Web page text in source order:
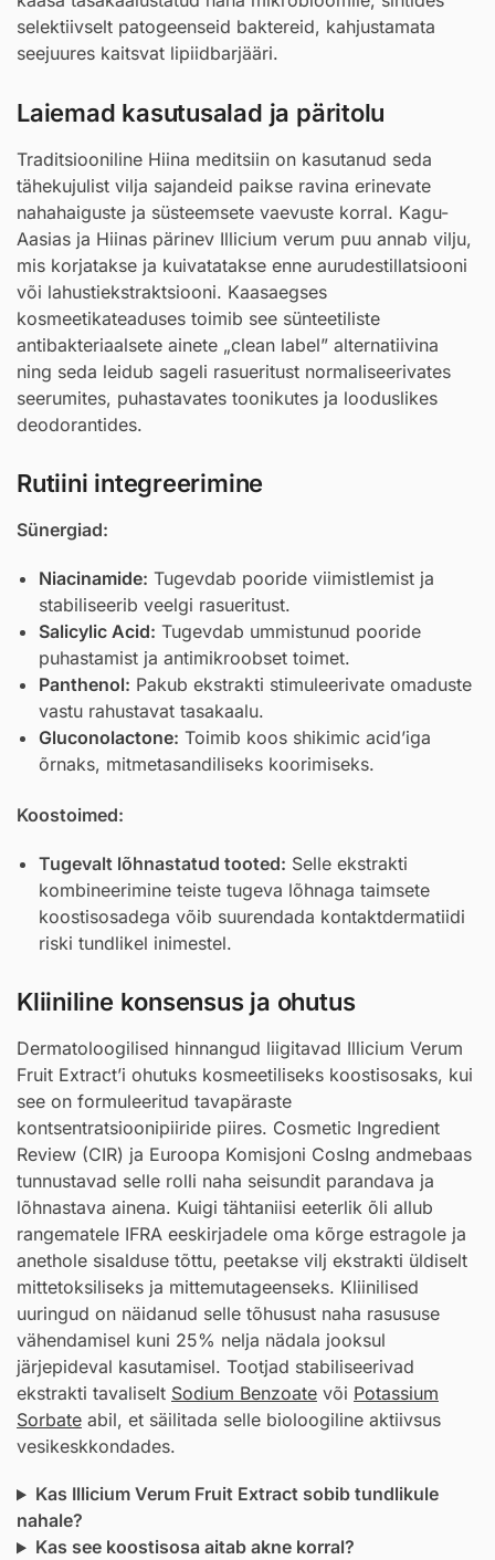
selektiivselt patogeenseid baktereid, kahjustamata
seejuures kaitsvat lipiidbarjääri.
Laiemad kasutusalad ja päritolu
Traditsiooniline Hiina meditsiin on kasutanud seda
tähekujulist vilja sajandeid paikse ravina erinevate
nahahaiguste ja süsteemsete vaevuste korral. Kagu-
Aasias ja Hiinas pärinev Illicium verum puu annab vilju,
mis korjatakse ja kuivatatakse enne aurudestillatsiooni
või lahustiekstraktsiooni. Kaasaegses
kosmeetikateaduses toimib see sünteetiliste
antibakteriaalsete ainete „clean label” alternatiivina
ning seda leidub sageli rasueritust normaliseerivates
seerumites, puhastavates toonikutes ja looduslikes
deodorantides.
Rutiini integreerimine
Sünergiad:
Niacinamide: Tugevdab pooride viimistlemist ja
stabiliseerib veelgi rasueritust.
Salicylic Acid: Tugevdab ummistunud pooride
puhastamist ja antimikroobset toimet.
Panthenol: Pakub ekstrakti stimuleerivate omaduste
vastu rahustavat tasakaalu.
Gluconolactone: Toimib koos shikimic acid’iga
õrnaks, mitmetasandiliseks koorimiseks.
Koostoimed:
Tugevalt lõhnastatud tooted: Selle ekstrakti
kombineerimine teiste tugeva lõhnaga taimsete
koostisosadega võib suurendada kontaktdermatiidi
riski tundlikel inimestel.
Kliiniline konsensus ja ohutus
Dermatoloogilised hinnangud liigitavad Illicium Verum
Fruit Extract’i ohutuks kosmeetiliseks koostisosaks, kui
see on formuleeritud tavapäraste
kontsentratsioonipiiride piires. Cosmetic Ingredient
Review (CIR) ja Euroopa Komisjoni CosIng andmebaas
tunnustavad selle rolli naha seisundit parandava ja
lõhnastava ainena. Kuigi tähtaniisi eeterlik õli allub
rangematele IFRA eeskirjadele oma kõrge estragole ja
anethole sisalduse tõttu, peetakse vilj ekstrakti üldiselt
mittetoksiliseks ja mittemutageenseks. Kliinilised
uuringud on näidanud selle tõhusust naha rasususe
vähendamisel kuni 25% nelja nädala jooksul
järjepideval kasutamisel. Tootjad stabiliseerivad
ekstrakti tavaliselt Sodium Benzoate või Potassium
Sorbate abil, et säilitada selle bioloogiline aktiivsus
vesikeskkondades.
Kas Illicium Verum Fruit Extract sobib tundlikule
nahale?
Kas see koostisosa aitab akne korral?